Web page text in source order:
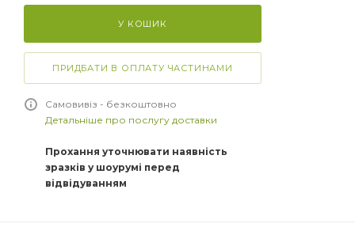
+10%
+15%
У КОШИК
ПРИДБАТИ В ОПЛАТУ ЧАСТИНАМИ
Самовивіз - безкоштовно
Детальніше про послугу доставки
Прохання уточнювати наявність
зразків у шоурумі перед
відвідуванням